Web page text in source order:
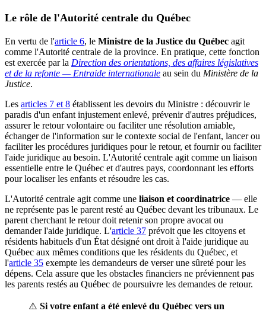
Le rôle de l'Autorité centrale du Québec
En vertu de l'article 6, le Ministre de la Justice du Québec agit
comme l'Autorité centrale de la province. En pratique, cette fonction
est exercée par la Direction des orientations, des affaires législatives
et de la refonte — Entraide internationale au sein du Ministère de la
Justice.
Les articles 7 et 8 établissent les devoirs du Ministre : découvrir le
paradis d'un enfant injustement enlevé, prévenir d'autres préjudices,
assurer le retour volontaire ou faciliter une résolution amiable,
échanger de l'information sur le contexte social de l'enfant, lancer ou
faciliter les procédures juridiques pour le retour, et fournir ou faciliter
l'aide juridique au besoin. L'Autorité centrale agit comme un liaison
essentielle entre le Québec et d'autres pays, coordonnant les efforts
pour localiser les enfants et résoudre les cas.
L'Autorité centrale agit comme une liaison et coordinatrice — elle
ne représente pas le parent resté au Québec devant les tribunaux. Le
parent cherchant le retour doit retenir son propre avocat ou
demander l'aide juridique. L'article 37 prévoit que les citoyens et
résidents habituels d'un État désigné ont droit à l'aide juridique au
Québec aux mêmes conditions que les résidents du Québec, et
l'article 35 exempte les demandeurs de verser une sûreté pour les
dépens. Cela assure que les obstacles financiers ne préviennent pas
les parents restés au Québec de poursuivre les demandes de retour.
⚠️ Si votre enfant a été enlevé du Québec vers un